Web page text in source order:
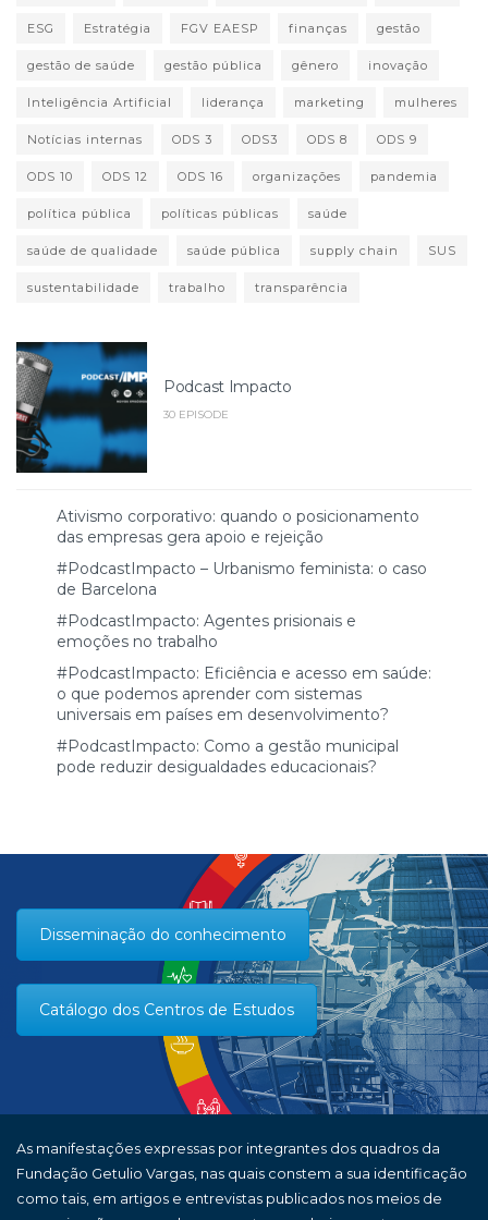
ESG Estratégia FGV EAESP finanças gestão
gestão de saúde gestão pública gênero inovação
Inteligência Artificial liderança marketing mulheres
Notícias internas ODS 3 ODS3 ODS 8 ODS 9
ODS 10 ODS 12 ODS 16 organizações pandemia
política pública políticas públicas saúde
saúde de qualidade saúde pública supply chain SUS
sustentabilidade trabalho transparência
Podcast Impacto
30 EPISODE
Ativismo corporativo: quando o posicionamento
das empresas gera apoio e rejeição
#PodcastImpacto – Urbanismo feminista: o caso
de Barcelona
#PodcastImpacto: Agentes prisionais e
emoções no trabalho
#PodcastImpacto: Eficiência e acesso em saúde:
o que podemos aprender com sistemas
universais em países em desenvolvimento?
#PodcastImpacto: Como a gestão municipal
pode reduzir desigualdades educacionais?
Disseminação do conhecimento
Catálogo dos Centros de Estudos
As manifestações expressas por integrantes dos quadros da
Fundação Getulio Vargas, nas quais constem a sua identificação
como tais, em artigos e entrevistas publicados nos meios de